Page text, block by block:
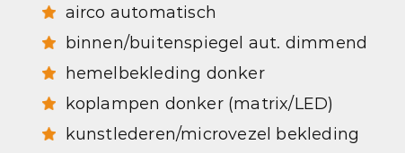
airco automatisch
binnen/buitenspiegel aut. dimmend
hemelbekleding donker
koplampen donker (matrix/LED)
kunstlederen/microvezel bekleding